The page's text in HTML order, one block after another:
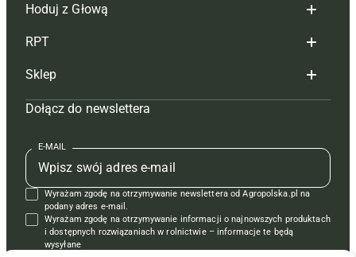
Redakcja
Reklama
Tagi
Mapa serwisu
Kontakt
Regulamin
Polityka prywatności
Hoduj z Głową
Hoduj z głową bydło
Hoduj z głową świnie
Prenumerata
Redakcja
Kontakt
Reklama
RPT
Redakcja
Prenumerata
Reklama
Kontakt
Krzyżówki
Sklep
Czasopisma i prenumerata
Książki
Regulamin
Dołącz do newslettera
E-MAIL
Wyrażam zgodę na otrzymywanie newslettera od Agropolska.pl na
podany adres e-mail.
Wyrażam zgodę na otrzymywanie informacji o najnowszych produktach
i dostępnych rozwiązaniach w rolnictwie – informacje te będą
wysyłane